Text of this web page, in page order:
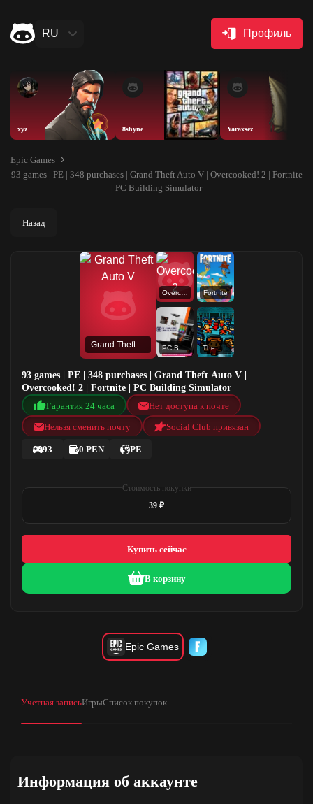
RU Профиль
xyz 8shyne Yaraxsez
Epic Games
93 games | PE | 348 purchases | Grand Theft Auto V | Overcooked! 2 | Fortnite
| PC Building Simulator
Назад
Grand Theft Auto V
Overcooked! 2 Fortnite
PC Building Simulator The Escapists
93 games | PE | 348 purchases | Grand Theft Auto V |
Overcooked! 2 | Fortnite | PC Building Simulator
Гарантия 24 часа
Нет доступа к почте
Нельзя сменить почту
Social Club привязан
93 0 PEN PE
Стоимость покупки
39 ₽
Купить сейчас
В корзину
Epic Games
Учетная записьИгрыСписок покупок
Информация об аккаунте